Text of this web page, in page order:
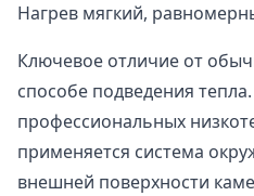
Нагрев мягкий,
Ключевое отличие от
способе подведения
профессиональных
применяется система
внешней поверхности